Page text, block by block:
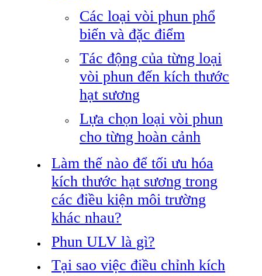
Các loại vòi phun phổ
biến và đặc điểm
Tác động của từng loại
vòi phun đến kích thước
hạt sương
Lựa chọn loại vòi phun
cho từng hoàn cảnh
Làm thế nào để tối ưu hóa
kích thước hạt sương trong
các điều kiện môi trường
khác nhau?
Phun ULV là gì?
Tại sao việc điều chỉnh kích